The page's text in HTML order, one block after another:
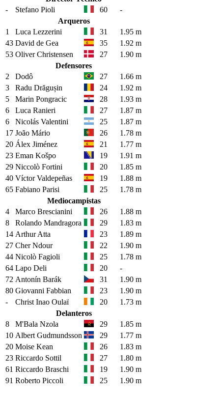
-
Stefano Pioli 60
-
Arqueros
1
Luca Lezzerini 31
1.95 m
43 David de Gea 35
1.92 m
53 Oliver Christensen 27
1.90 m
Defensores
2
Dodô 27
1.66 m
3
Radu Drăgușin 24
1.92 m
5
Marin Pongracic 28
1.93 m
6
Luca Ranieri 27
1.87 m
6
Nicolás Valentini 25
1.87 m
17 João Mário 26
1.78 m
20 Álex Jiménez 21
1.77 m
23 Eman Košpo 19
1.91 m
29 Niccolò Fortini 20
1.85 m
40 Víctor Valdepeñas 19
1.88 m
65 Fabiano Parisi 25
1.78 m
Mediocampistas
4
Marco Brescianini 26
1.88 m
8
Rolando Mandragora 29
1.83 m
14 Arthur Atta 23
1.89 m
27 Cher Ndour 22
1.90 m
44 Nicolò Fagioli 25
1.78 m
64 Lapo Deli 20
-
72 Antonín Barák 31
1.90 m
80 Giovanni Fabbian 23
1.90 m
-
Christ Inao Oulaï 20
1.73 m
Delanteros
8
M'Bala Nzola 29
1.85 m
10 Albert Gudmundsson 29
1.77 m
20 Moise Kean 26
1.83 m
23 Riccardo Sottil 27
1.80 m
61 Riccardo Braschi 19
1.90 m
91 Roberto Piccoli 25 1.90 m